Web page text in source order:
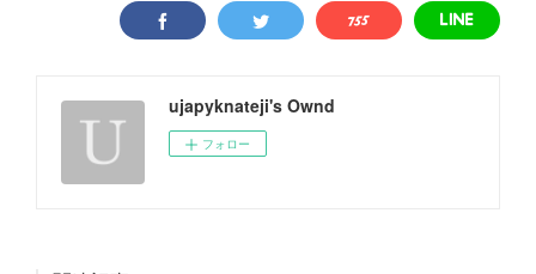
ujapyknateji's Ownd
フォロー